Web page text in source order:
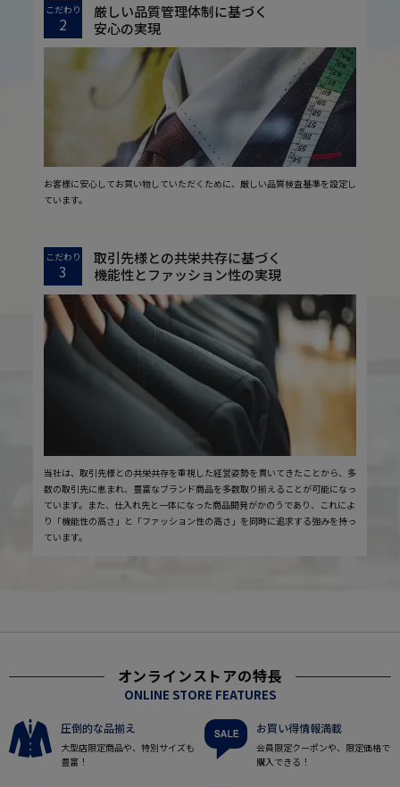
こだわり
2
厳しい品質管理体制に基づく
安心の実現
お客様に安心してお買い物していただくために、厳しい品質検査基準を設定し
ています。
こだわり
3
取引先様との共栄共存に基づく
機能性とファッション性の実現
当社は、取引先様との共栄共存を重視した経営姿勢を貫いてきたことから、多
数の取引先に恵まれ、豊富なブランド商品を多数取り揃えることが可能になっ
ています。また、仕入れ先と一体になった商品開発がかのうであり、これによ
り「機能性の高さ」と「ファッション性の高さ」を同時に追求する強みを持っ
ています。
オンラインストアの特長
ONLINE STORE FEATURES
圧倒的な品揃え
大型店限定商品や、特別サイズも
豊富！
お買い得情報満載
会員限定クーポンや、限定価格で
購入できる！